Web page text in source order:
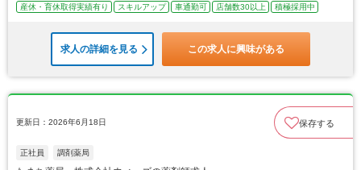
産休・育休取得実績有り
スキルアップ 車通勤可 店舗数30以上 積極採用中
求人の詳細を見る この求人に興味がある
更新日：2026年6月18日 保存する
正社員 調剤薬局